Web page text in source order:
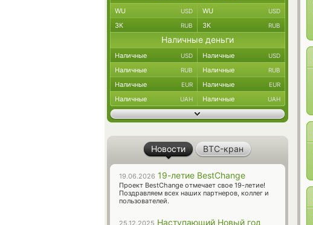
WU USD WU USD
ЗК RUB ЗК RUB
Наличные деньги
Наличные USD Наличные USD
Наличные RUB Наличные RUB
Наличные EUR Наличные EUR
Наличные UAH Наличные UAH
Новости BTC-кран
19.06.2026 19-летие BestChange
Проект BestChange отмечает свое 19-летие!
Поздравляем всех наших партнеров, коллег и
пользователей.
25.12.2025 Наступающий Новый год